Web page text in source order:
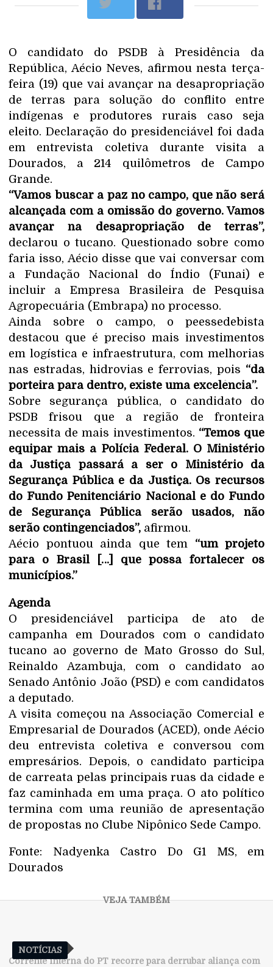
O candidato do PSDB à Presidência da
República, Aécio Neves, afirmou nesta terça-
feira (19) que vai avançar na desapropriação
de terras para solução do conflito entre
indígenas e produtores rurais caso seja
eleito. Declaração do presidenciável foi dada
em entrevista coletiva durante visita a
Dourados, a 214 quilômetros de Campo
Grande.
“Vamos buscar a paz no campo, que não será
alcançada com a omissão do governo. Vamos
avançar na desapropriação de terras”,
declarou o tucano. Questionado sobre como
faria isso, Aécio disse que vai conversar com
a Fundação Nacional do Índio (Funai) e
incluir a Empresa Brasileira de Pesquisa
Agropecuária (Embrapa) no processo.
Ainda sobre o campo, o peessedebista
destacou que é preciso mais investimentos
em logística e infraestrutura, com melhorias
nas estradas, hidrovias e ferrovias, pois “da
porteira para dentro, existe uma excelência”.
Sobre segurança pública, o candidato do
PSDB frisou que a região de fronteira
necessita de mais investimentos. “Temos que
equipar mais a Polícia Federal. O Ministério
da Justiça passará a ser o Ministério da
Segurança Pública e da Justiça. Os recursos
do Fundo Penitenciário Nacional e do Fundo
de Segurança Pública serão usados, não
serão contingenciados”, afirmou.
Aécio pontuou ainda que tem “um projeto
para o Brasil […] que possa fortalecer os
municípios.”
Agenda
O presidenciável participa de ato de
campanha em Dourados com o candidato
tucano ao governo de Mato Grosso do Sul,
Reinaldo Azambuja, com o candidato ao
Senado Antônio João (PSD) e com candidatos
a deputado.
A visita começou na Associação Comercial e
Empresarial de Dourados (ACED), onde Aécio
deu entrevista coletiva e conversou com
empresários. Depois, o candidato participa
de carreata pelas principais ruas da cidade e
faz caminhada em uma praça. O ato político
termina com uma reunião de apresentação
de propostas no Clube Nipônico Sede Campo.
Fonte: Nadyenka Castro Do G1 MS, em
Dourados
NOTÍCIAS
Corrente interna do PT recorre para derrubar aliança com